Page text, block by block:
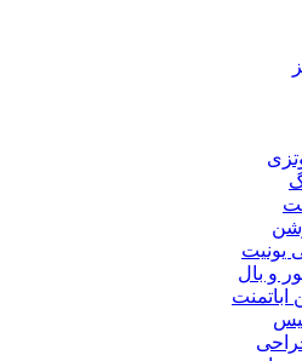
یونیت
و بال
اباتمنت